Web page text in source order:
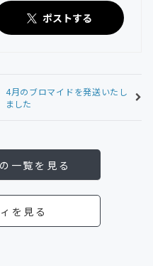
ポストする
4月のブロマイドを発送いたし
ました
一覧を見る
を見る